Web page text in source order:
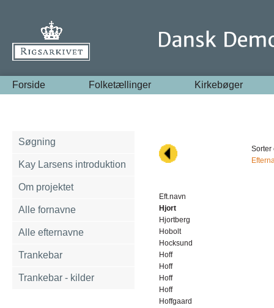
Forside Folketællinger Kirkebøger
Søgning
Kay Larsens introduktion
Om projektet
Alle fornavne
Alle efternavne
Trankebar
Trankebar - kilder
Sorter
Eft.navn
Hjort
Hjortberg
Hobolt
Hocksund
Hoff
Hoff
Hoff
Hoff
Hoffgaard